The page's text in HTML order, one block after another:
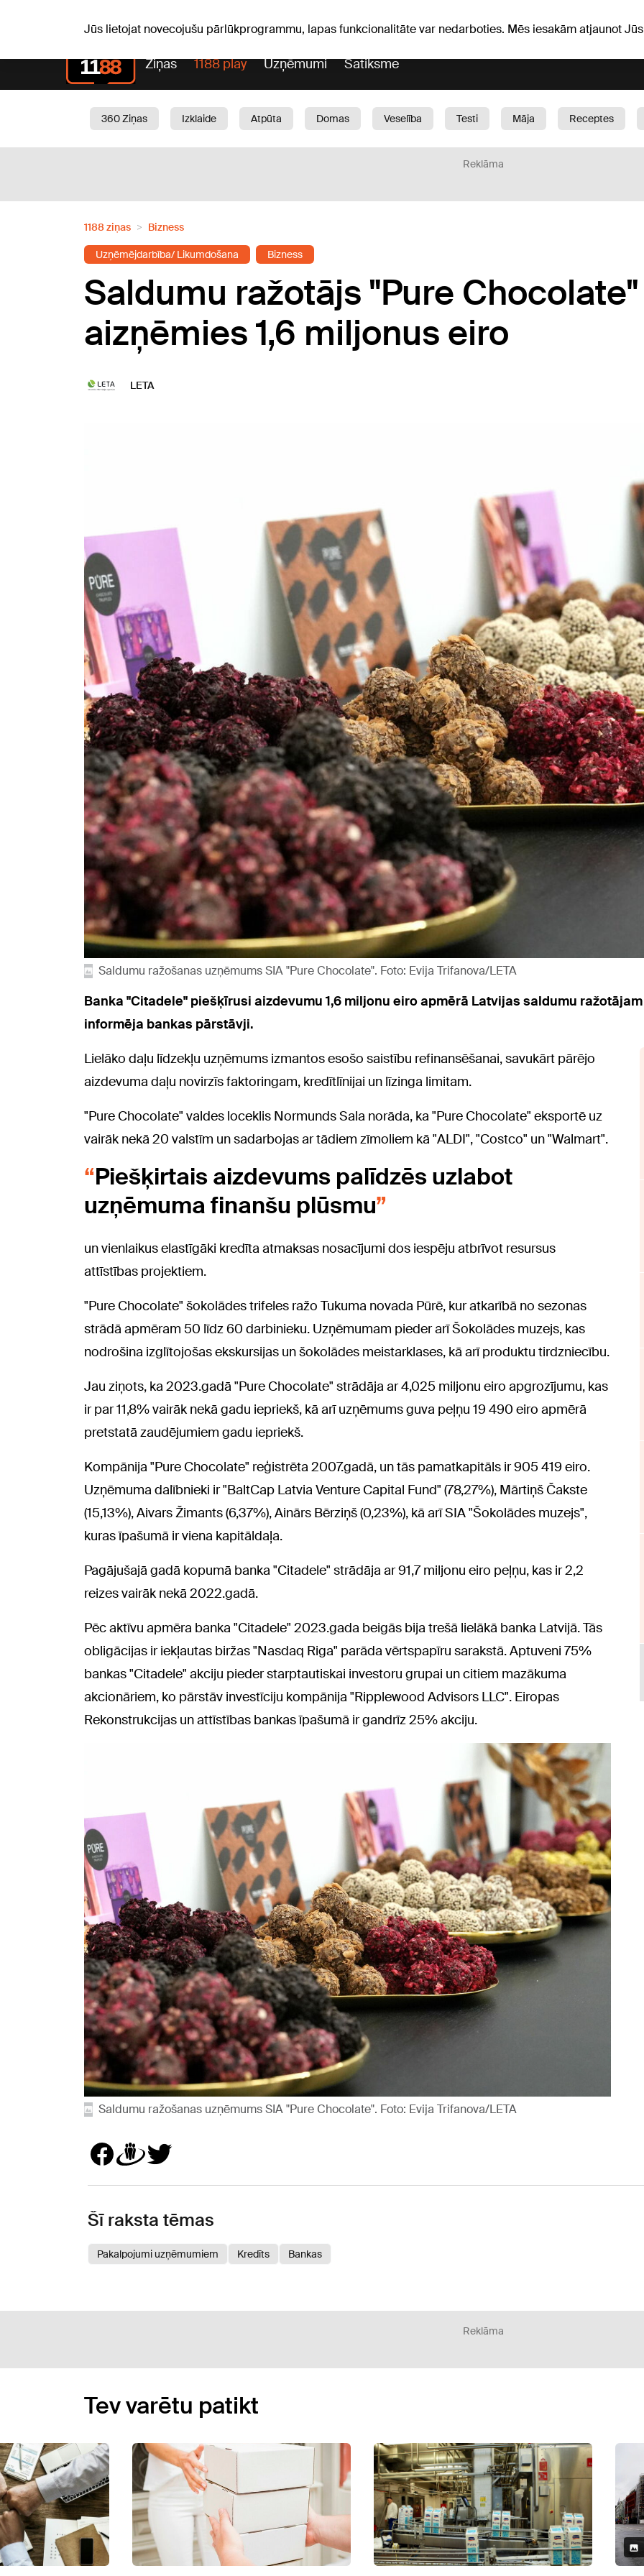
Jūs lietojat novecojušu pārlūkprogrammu, lapas funkcionalitāte var nedarboties. Mēs iesakām atjaunot
Ziņas 1188 play Uzņēmumi Satiksme
360 Ziņas Izklaide Atpūta Domas Veselība Testi Māja Receptes
Reklāma
1188 ziņas Bizness
Uzņēmējdarbība/ Likumdošana Bizness
Saldumu ražotājs "Pure Chocolate"
aizņēmies 1,6 miljonus eiro
LETA
Saldumu ražošanas uzņēmums SIA "Pure Chocolate". Foto: Evija Trifanova/LETA
Banka "Citadele" piešķīrusi aizdevumu 1,6 miljonu eiro apmērā Latvijas saldumu
informēja bankas pārstāvji.
Lielāko daļu līdzekļu uzņēmums izmantos esošo saistību refinansēšanai, savukārt pārējo
aizdevuma daļu novirzīs faktoringam, kredītlīnijai un līzinga limitam.
"Pure Chocolate" valdes loceklis Normunds Sala norāda, ka "Pure Chocolate" eksportē uz
vairāk nekā 20 valstīm un sadarbojas ar tādiem zīmoliem kā "ALDI", "Costco" un "Walmart".
Piešķirtais aizdevums palīdzēs uzlabot
uzņēmuma finanšu plūsmu
un vienlaikus elastīgāki kredīta atmaksas nosacījumi dos iespēju atbrīvot resursus
attīstības projektiem.
"Pure Chocolate" šokolādes trifeles ražo Tukuma novada Pūrē, kur atkarībā no sezonas
strādā apmēram 50 līdz 60 darbinieku. Uzņēmumam pieder arī Šokolādes muzejs, kas
nodrošina izglītojošas ekskursijas un šokolādes meistarklases, kā arī produktu tirdzniecību.
Jau ziņots, ka 2023.gadā "Pure Chocolate" strādāja ar 4,025 miljonu eiro apgrozījumu, kas
ir par 11,8% vairāk nekā gadu iepriekš, kā arī uzņēmums guva peļņu 19 490 eiro apmērā
pretstatā zaudējumiem gadu iepriekš.
Kompānija "Pure Chocolate" reģistrēta 2007.gadā, un tās pamatkapitāls ir 905 419 eiro.
Uzņēmuma dalībnieki ir "BaltCap Latvia Venture Capital Fund" (78,27%), Mārtiņš Čakste
(15,13%), Aivars Žimants (6,37%), Ainārs Bērziņš (0,23%), kā arī SIA "Šokolādes muzejs",
kuras īpašumā ir viena kapitāldaļa.
Pagājušajā gadā kopumā banka "Citadele" strādāja ar 91,7 miljonu eiro peļņu, kas ir 2,2
reizes vairāk nekā 2022.gadā.
Pēc aktīvu apmēra banka "Citadele" 2023.gada beigās bija trešā lielākā banka Latvijā. Tās
obligācijas ir iekļautas biržas "Nasdaq Riga" parāda vērtspapīru sarakstā. Aptuveni 75%
bankas "Citadele" akciju pieder starptautiskai investoru grupai un citiem mazākuma
akcionāriem, ko pārstāv investīciju kompānija "Ripplewood Advisors LLC". Eiropas
Rekonstrukcijas un attīstības bankas īpašumā ir gandrīz 25% akciju.
Saldumu ražošanas uzņēmums SIA "Pure Chocolate". Foto: Evija Trifanova/LETA
Šī raksta tēmas
Pakalpojumi uzņēmumiem Kredīts Bankas
Reklāma
Tev varētu patikt
4 Attēli